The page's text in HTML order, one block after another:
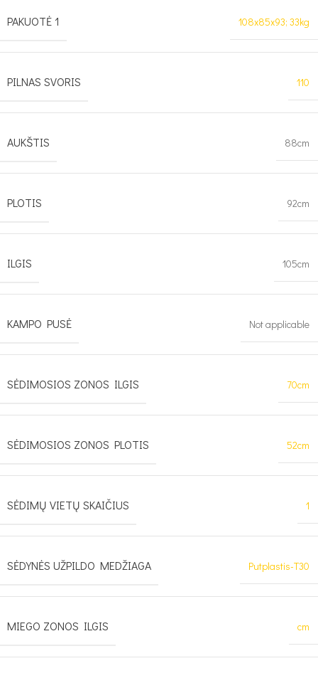
PAKUOTĖ 1 108x85x93; 33kg
PILNAS SVORIS 110
AUKŠTIS 88cm
PLOTIS 92cm
ILGIS 105cm
KAMPO PUSĖ Not applicable
SĖDIMOSIOS ZONOS ILGIS 70cm
SĖDIMOSIOS ZONOS PLOTIS 52cm
SĖDIMŲ VIETŲ SKAIČIUS 1
SĖDYNĖS UŽPILDO MEDŽIAGA Putplastis-T30
MIEGO ZONOS ILGIS cm